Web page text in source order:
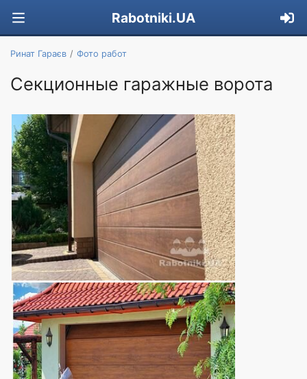
Rabotniki.UA
Ринат Гараєв Фото работ
Секционные гаражные ворота